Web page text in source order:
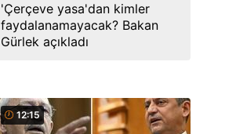
'Çerçeve yasa'dan kimler
faydalanamayacak? Bakan
Gürlek açıkladı
12:15